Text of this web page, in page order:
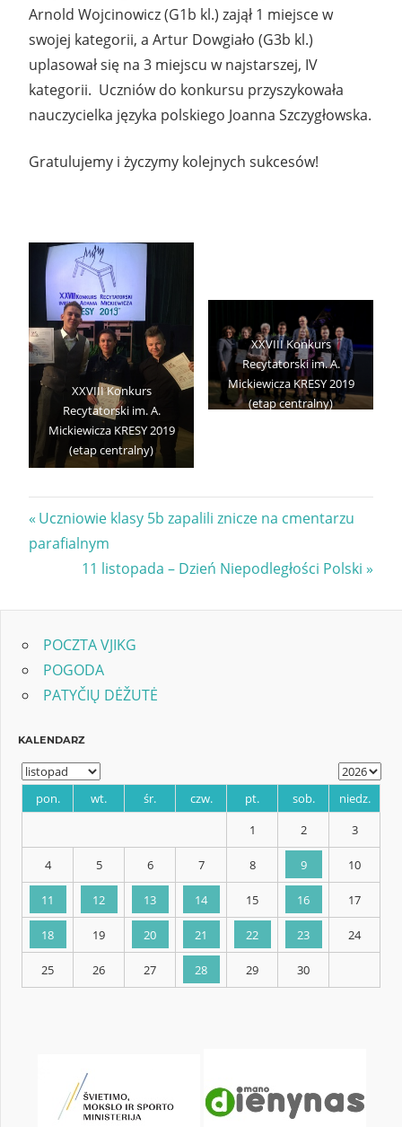
Arnold Wojcinowicz (G1b kl.) zajął 1 miejsce w
swojej kategorii, a Artur Dowgiało (G3b kl.)
uplasował się na 3 miejscu w najstarszej, IV
kategorii. Uczniów do konkursu przyszykowała
nauczycielka języka polskiego Joanna Szczygłowska.
Gratulujemy i życzymy kolejnych sukcesów!
XXVIII Konkurs
Recytatorski im. A.
Mickiewicza KRESY 2019
(etap centralny)
XXVIII Konkurs
Recytatorski im. A.
Mickiewicza KRESY 2019
(etap centralny)
Nawigacja
wpisu
Previous
Post:
Uczniowie klasy 5b zapalili znicze na cmentarzu
parafialnym
Next
11 listopada – Dzień Niepodległości Polski
POCZTA VJIKG
POGODA
PATYČIŲ DĖŽUTĖ